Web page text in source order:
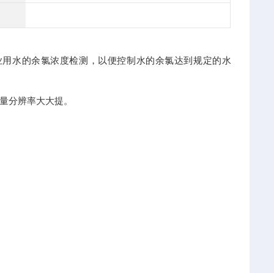
水的余氯浓度检测，以便控制水的余氯达到规定的水
分辨率大大提。